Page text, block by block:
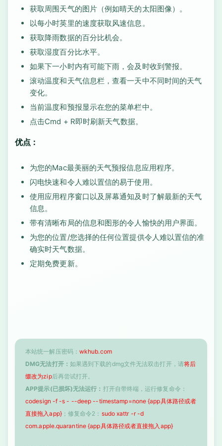
获取周围天气的图片（例如晴天的太阳图像）。
以每小时英里的速度获取风速信息。
获取降雨数据的百分比机会。
获取湿度百分比水平。
如果下一小时内有可能下雨，会及时收到警报。
滚动温度和天气信息栏，查看一天中不同时间的天气
变化。
当前温度和预报显示在您的菜单栏中。
点击Cmd + R即时刷新天气数据。
优点：
为您的Mac最美丽的天气预报信息应用程序。
闪电快速和令人难以置信的易于使用。
使用应用程序窗口以及屏幕通知及时了解最新的天气
信息。
带有清晰布局的信息和图形的令人愉快的用户界面。
为您的位置/您选择的任何位置提供令人难以置信的准
确实时天气数据。
定期免费更新。
本站统一解压密码： wkhub.com
DMG无法打开： 如果遇到下载的dmg文件无法双击打开，请将后
缀改为zip后再尝试打开。
APP提示(已损坏)无法运行： 打开自带终端，运行修复命令：
codesign -f -s - --deep --timestamp=none {app具体路径或者
直接拖入app}；修复命令2： sudo xattr -r -d
com.apple.quarantine {app具体路径或者直接拖入app}